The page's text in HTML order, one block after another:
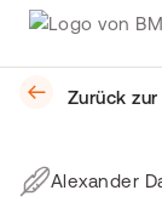
Zurück
Alexander